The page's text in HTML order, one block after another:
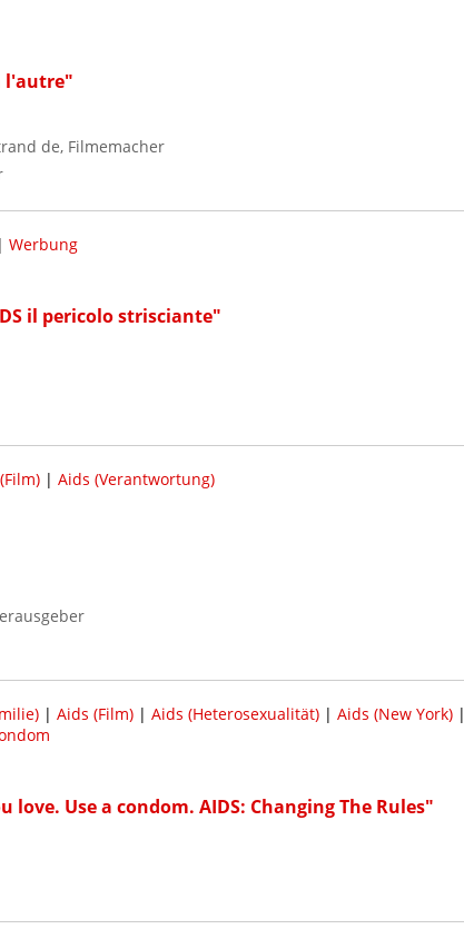
l'autre"
de, Filmemacher
Werbung
il pericolo strisciante"
| Aids (Verantwortung)
| Aids (Film)| Aids (Heterosexualität)| Aids (New York)|
love. Use a condom. AIDS: Changing The Rules"